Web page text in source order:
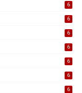
6
6
6
6
6
6
6